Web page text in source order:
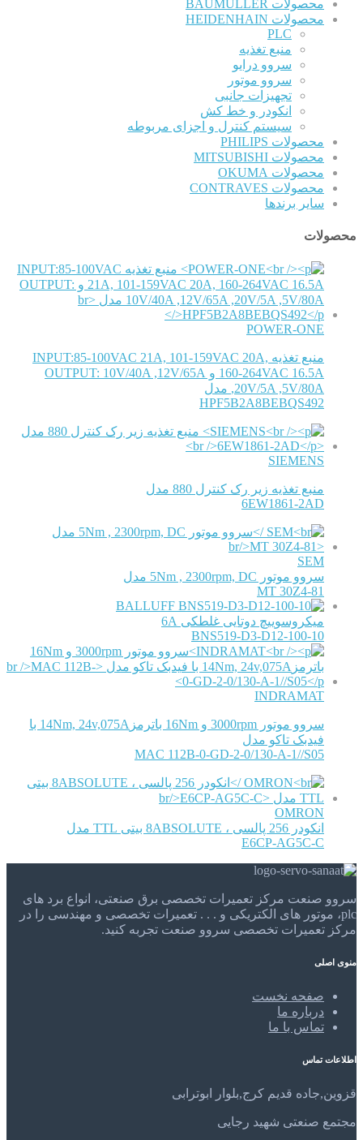
محصولات BAUMULLER
محصولات HEIDENHAIN
PLC
منبع تغذیه
سروو درایو
سروو موتور
تجهیزات جانبی
انکودر و خط کش
سیستم کنترل و اجزای مربوطه
محصولات PHILIPS
محصولات MITSUBISHI
محصولات OKUMA
محصولات CONTRAVES
سایر برندها
محصولات
POWER-ONE
منبع تغذیه INPUT:85-100VAC 21A, 101-159VAC 20A,
160-264VAC 16.5A و OUTPUT: 10V/40A ,12V/65A
,20V/5A ,5V/80A مدل
HPF5B2A8BEBQS492
SIEMENS
منبع تغذیه زیر رک کنترل 880 مدل
6EW1861-2AD
SEM
سروو موتور 5Nm , 2300rpm, DC مدل
MT 30Z4-81
BALLUFF
میکروسوییچ دوتایی غلطکی 6A
BNS519-D3-D12-100-10
INDRAMAT
سروو موتور 3000rpm و 16Nm باترمز14Nm, 24v,075A با
فیدبک تاکو مدل
MAC 112B-0-GD-2-0/130-A-1//S05
OMRON
انکودر 256 پالسی ، 8ABSOLUTE بیتی TTL مدل
E6CP-AG5C-C
سروو صنعت مرکز تعمیرات تخصصی برق صنعتی، انواع برد های
plc، موتور های الکتریکی و . . . تعمیرات تخصصی و مهندسی را در
مرکز تعمیرات تخصصی سروو صنعت تجربه کنید.
منوی اصلی
صفحه نخست
درباره ما
تماس با ما
اطلاعات تماس
قزوین,جاده قدیم کرج,بلوار ابوترابی
مجتمع صنعتی شهید رجایی